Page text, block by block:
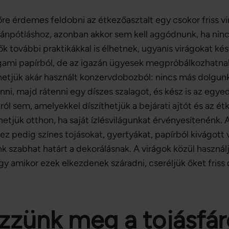
érdemes feldobni az étkezőasztalt egy csokor friss
azonban akkor sem kell aggódnunk, ha
további praktikákkal is élhetnek, ugyanis virágokat
papírból, de az igazán ügyesek
akár használt konzervdobozból: nincs más
majd rátenni egy díszes szalagot, és kész is az
sem, amelyekkel díszíthetjük a bejárati ajtót és az
otthon, ha saját ízlésvilágunkat érvényesítenénk.
pedig színes tojásokat, gyertyákat, papírból kivágott
szabhat határt a dekorálásnak. A virágok közül
amikor ezek elkezdenek száradni, cseréljük őket friss
meg a